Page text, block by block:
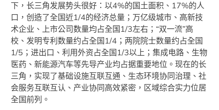
下，长三角发展势头很好：以4%的国土面积、17%的人
口，创造了全国近1/4的经济总量；万亿级城市、高新技
术企业、上市公司数量均占全国1/3左右；“双一流”高
校、发明专利数量约占全国1/4；两院院士数量约占全国
1/5；进出口、利用外资占全国1/3以上；集成电路、生物
医药、新能源汽车等先导产业均占据重要地位。现在的长
三角，实现了基础设施互联互通、生态环境协同治理、社
会服务互联互认、产业协同高效紧密，区域综合实力位居
全国前列。